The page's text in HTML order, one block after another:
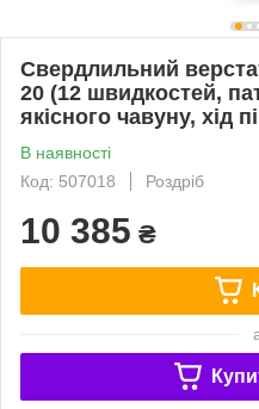
Свердлильний
20 (12 швидкостей,
якісного чавуну, хід
В наявності
Код: 507018
Роздріб
10 385 ₴